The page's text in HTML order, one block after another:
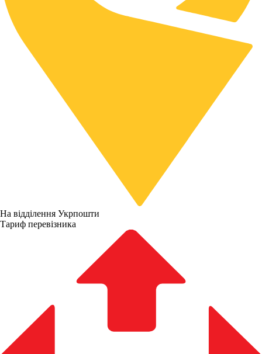
На відділення Укрпошти
Тариф перевізника